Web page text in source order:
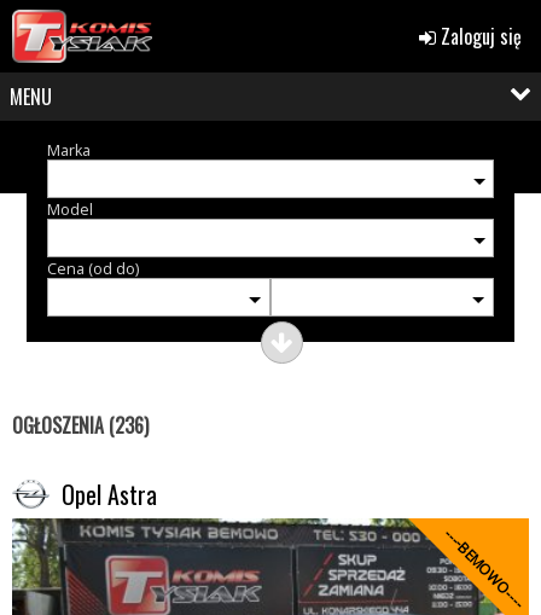
Zaloguj się
MENU
Marka
Model
Cena (od do)
OGŁOSZENIA (236)
Opel Astra
----BEMOWO----